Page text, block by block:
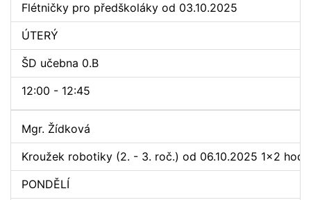
Flétničky pro předškoláky od 03.10.2025
ÚTERÝ
ŠD učebna 0.B
12:00 - 12:45
Mgr. Žídková
Kroužek robotiky (2. - 3. roč.) od 06.10.2025 1x2
PONDĚLÍ